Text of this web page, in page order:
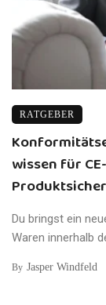
RATGEBER
wissen für
Du bringst ein
Waren innerhalb
By Jasper Windfeld